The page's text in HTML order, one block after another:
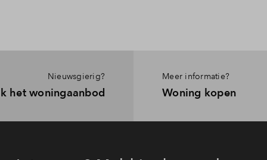
Nieuwsgierig?
het woningaanbod
Meer informatie?
Woning kopen